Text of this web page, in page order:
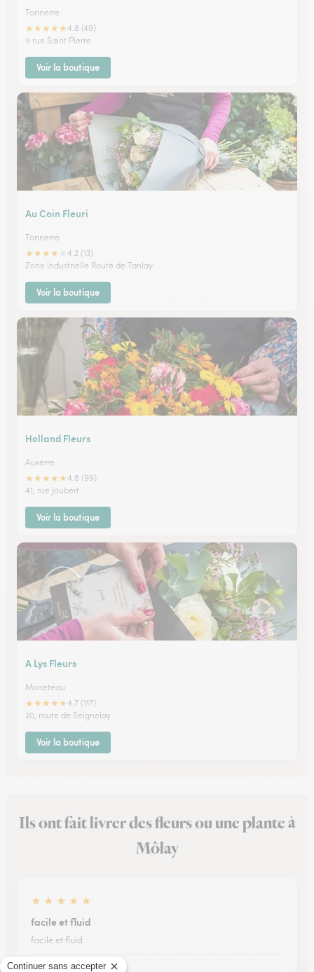
Tonnerre
★★★★★4.8 (49)
9 rue Saint Pierre
Voir la boutique
Au Coin Fleuri
Tonnerre
★★★★
4.2 (13)
Zone Industrielle Route de Tanlay
Voir la boutique
Holland Fleurs
Auxerre
★★★★★4.8 (99)
41, rue Joubert
Voir la boutique
A Lys Fleurs
Moneteau
★★★★★4.7 (117)
20, route de Seignelay
Voir la boutique
Ils ont fait livrer des fleurs ou une plante à
Môlay
★ ★ ★ ★ ★
facile et fluid
facile et fluid
17/07/2026